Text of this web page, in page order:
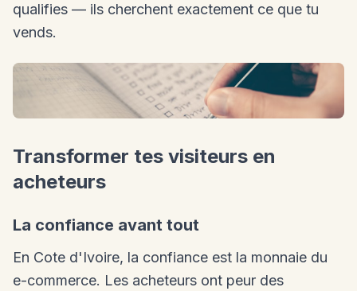
qualifies — ils cherchent exactement ce que tu
vends.
Transformer tes visiteurs en
acheteurs
La confiance avant tout
En Cote d'Ivoire, la confiance est la monnaie du
e-commerce. Les acheteurs ont peur des